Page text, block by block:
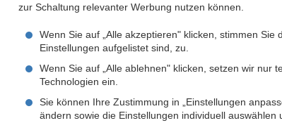
zur Schaltung relevanter Werbung nutzen können.
Wenn Sie auf „Alle akzeptieren" klicken, stimmen
Einstellungen aufgelistet sind, zu.
Wenn Sie auf „Alle ablehnen" klicken, setzen wir nur
Technologien ein.
Sie können Ihre Zustimmung in „Einstellungen
ändern sowie die Einstellungen individuell auswählen